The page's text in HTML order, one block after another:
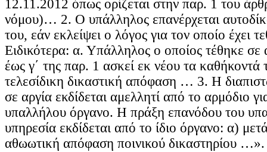
12.11.2012 όπως ορίζεται στην παρ. 1 του
νόμου)… 2. Ο υπάλληλος επανέρχεται
του, εάν εκλείψει ο λόγος για τον οποίο έχει
Ειδικότερα: α. Υπάλληλος ο οποίος τέθηκε σε
έως γ΄ της παρ. 1 ασκεί εκ νέου τα καθήκοντά
τελεσίδικη δικαστική απόφαση … 3. Η
σε αργία εκδίδεται αμελλητί από το αρμόδιο
υπαλλήλου όργανο. Η πράξη επανόδου του
υπηρεσία εκδίδεται από το ίδιο όργανο: α)
αθωωτική απόφαση ποινικού δικαστηρίου …».